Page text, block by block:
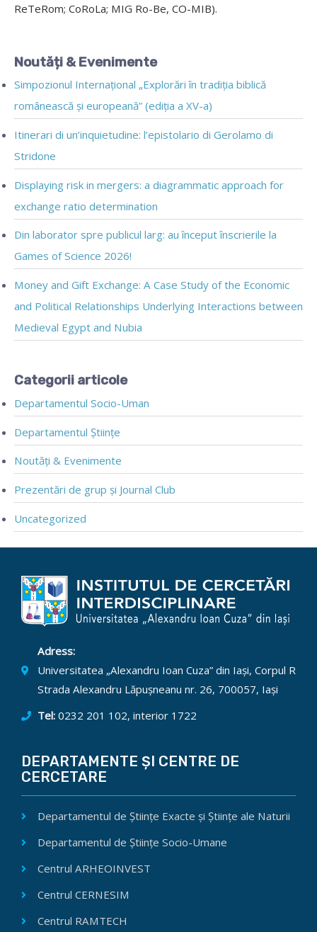
ReTeRom; CoRoLa; MIG Ro-Be, CO-MIB).
Noutăți & Evenimente
Simpozionul Internațional „Explorări în tradiția biblică
românească și europeană” (ediția a XV-a)
Itinerari di un’inquietudine: l’epistolario di Gerolamo di
Stridone
Displaying risk in mergers: a diagrammatic approach for
exchange ratio determination
Din laborator spre publicul larg: au început înscrierile la
Games of Science 2026!
Money and Gift Exchange: A Case Study of the Economic
and Political Relationships Underlying Interactions between
Medieval Egypt and Nubia
Categorii articole
Departamentul Socio-Uman
Departamentul Științe
Noutăți & Evenimente
Prezentări de grup și Journal Club
Uncategorized
Adress:
Universitatea „Alexandru Ioan Cuza” din Iași, Corpul R
Strada Alexandru Lăpușneanu nr. 26, 700057, Iași
Tel:0232 201 102, interior 1722
DEPARTAMENTE ȘI CENTRE DE
CERCETARE
Departamentul de Științe Exacte și Științe ale Naturii
Departamentul de Științe Socio-Umane
Centrul ARHEOINVEST
Centrul CERNESIM
Centrul RAMTECH